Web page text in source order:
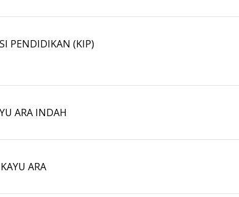
PENDIDIKAN (KIP)
ARA INDAH
ARA